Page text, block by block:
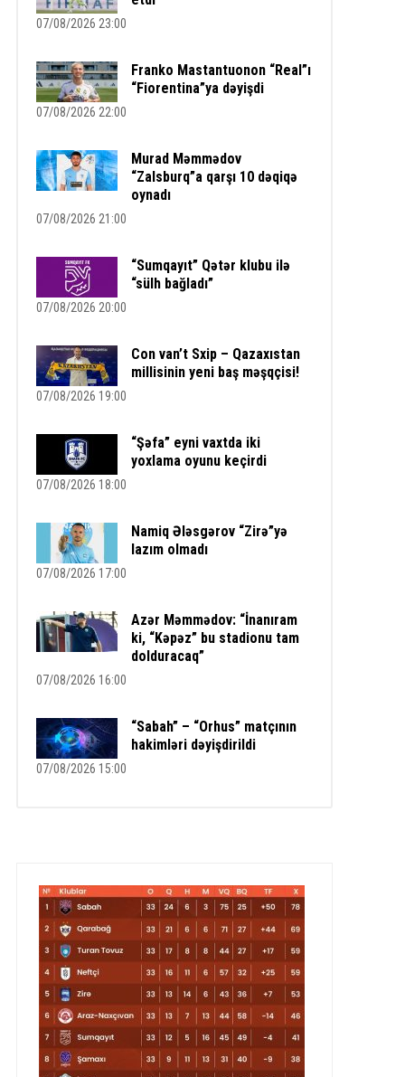
07/08/2026 23:00
Franko Mastantuonon “Real”ı
“Fiorentina”ya dəyişdi
07/08/2026 22:00
Murad Məmmədov
“Zalsburq”a qarşı 10 dəqiqə
oynadı
07/08/2026 21:00
“Sumqayıt” Qətər klubu ilə
“sülh bağladı”
07/08/2026 20:00
Con van’t Sxip – Qazaxıstan
millisinin yeni baş məşqçisi!
07/08/2026 19:00
“Şəfa” eyni vaxtda iki
yoxlama oyunu keçirdi
07/08/2026 18:00
Namiq Ələsgərov “Zirə”yə
lazım olmadı
07/08/2026 17:00
Azər Məmmədov: “İnanıram
ki, “Kəpəz” bu stadionu tam
dolduracaq”
07/08/2026 16:00
“Sabah” – “Orhus” matçının
hakimləri dəyişdirildi
07/08/2026 15:00